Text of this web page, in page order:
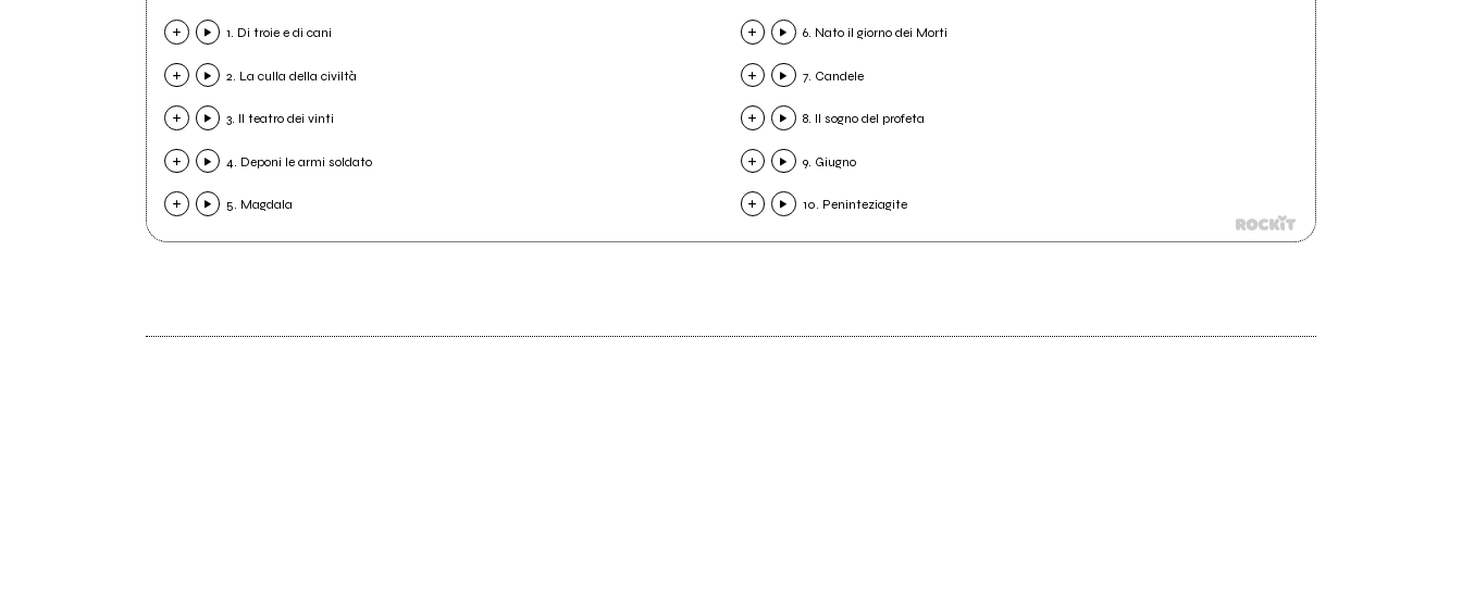
1. Di troie e di cani
2. La culla della civiltà
3. Il teatro dei vinti
4. Deponi le armi soldato
5. Magdala
6. Nato il giorno dei Morti
7. Candele
8. Il sogno del profeta
9. Giugno
10. Peninteziagite